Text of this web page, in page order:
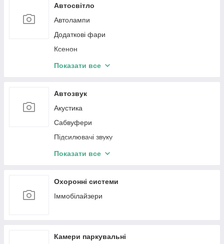
Панель клімат контролю
Очисник екрана
Автосвітло
Автолампи
Додаткові фари
Ксенон
BI-LED лінзи
Показати все
Автозвук
Акустика
Сабвуфери
Підсилювачі звуку
Кабелі установлювальні
Показати все
Охоронні системи
Іммобілайзери
Камери паркувальні